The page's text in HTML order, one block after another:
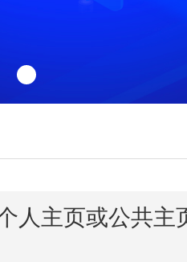
人主页或公共主